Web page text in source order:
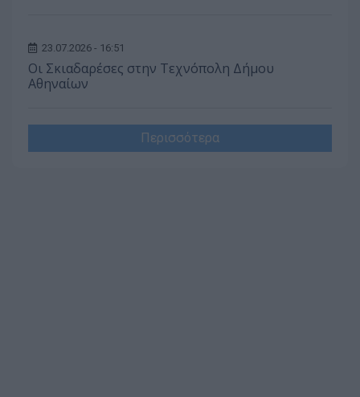
23.07.2026 - 16:51
Οι Σκιαδαρέσες στην Τεχνόπολη Δήμου
Αθηναίων
Περισσότερα